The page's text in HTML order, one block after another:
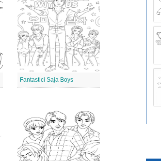
Fantastici Saja Boys